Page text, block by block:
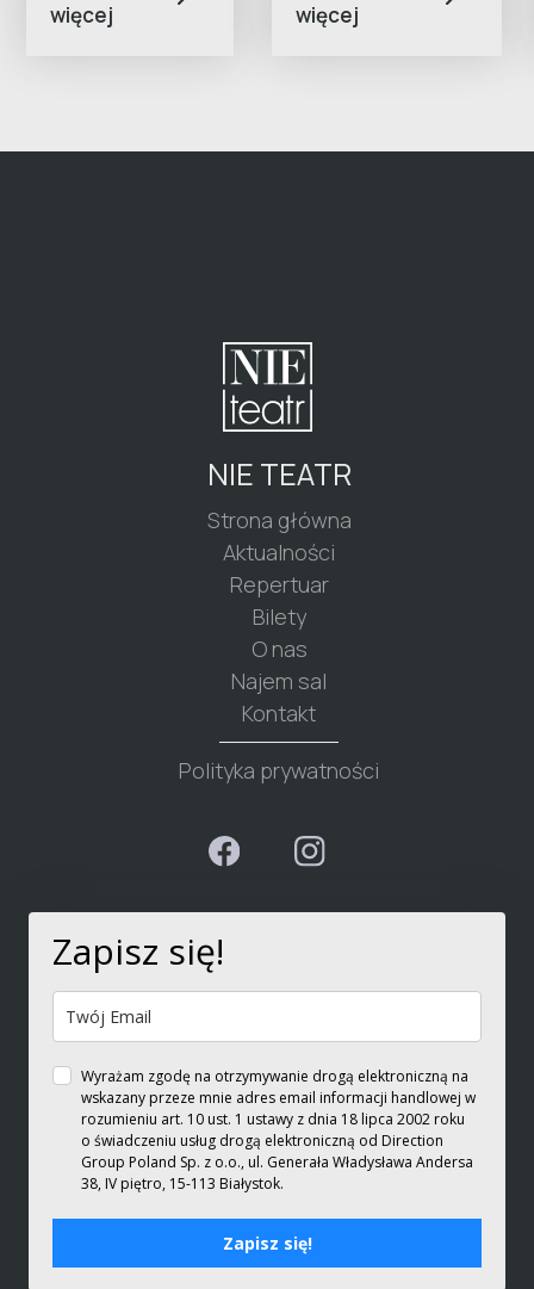
więcej
więcej
NIE TEATR
Strona główna
Aktualności
Repertuar
Bilety
O nas
Najem sal
Kontakt
Polityka prywatności
Zapisz się!
Wyrażam zgodę na otrzymywanie drogą elektroniczną na
wskazany przeze mnie adres email informacji handlowej w
rozumieniu art. 10 ust. 1 ustawy z dnia 18 lipca 2002 roku
o świadczeniu usług drogą elektroniczną od Direction
Group Poland Sp. z o.o., ul. Generała Władysława Andersa
38, IV piętro, 15-113 Białystok.
Zapisz się!